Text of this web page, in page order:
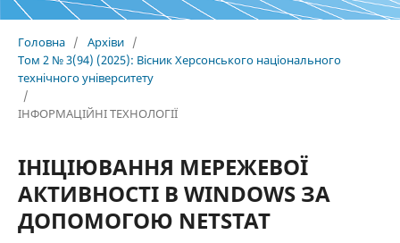
Головна / Архіви /
Том 2 № 3(94) (2025): Вісник Херсонського національного
технічного університету
/
ІНФОРМАЦІЙНІ ТЕХНОЛОГІЇ
ІНІЦІЮВАННЯ МЕРЕЖЕВОЇ
АКТИВНОСТІ В WINDOWS ЗА
ДОПОМОГОЮ NETSTAT